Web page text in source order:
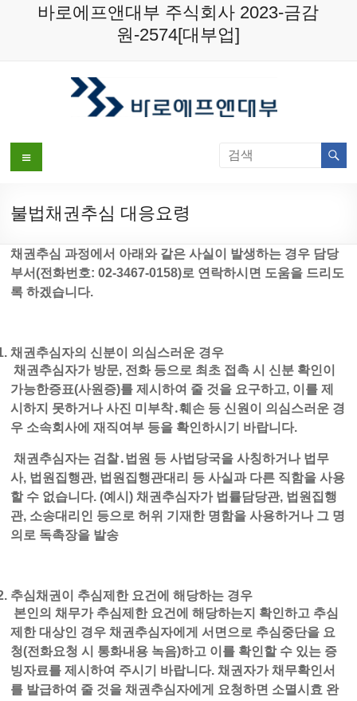
바로에프앤대부 주식회사 2023-금감
원-2574[대부업]
메
뉴
불법채권추심 대응요령
채권추심 과정에서 아래와 같은 사실이 발생하는 경우 담당
부서(전화번호: 02-3467-0158)로 연락하시면 도움을 드리도
록 하겠습니다.
채권추심자의 신분이 의심스러운 경우
채권추심자가 방문, 전화 등으로 최초 접촉 시 신분 확인이
가능한증표(사원증)를 제시하여 줄 것을 요구하고, 이를 제
시하지 못하거나 사진 미부착․훼손 등 신원이 의심스러운 경
우 소속회사에 재직여부 등을 확인하시기 바랍니다.
채권추심자는 검찰․법원 등 사법당국을 사칭하거나 법무
사, 법원집행관, 법원집행관대리 등 사실과 다른 직함을 사용
할 수 없습니다. (예시) 채권추심자가 법률담당관, 법원집행
관, 소송대리인 등으로 허위 기재한 명함을 사용하거나 그 명
의로 독촉장을 발송
추심채권이 추심제한 요건에 해당하는 경우
본인의 채무가 추심제한 요건에 해당하는지 확인하고 추심
제한 대상인 경우 채권추심자에게 서면으로 추심중단을 요
청(전화요청 시 통화내용 녹음)하고 이를 확인할 수 있는 증
빙자료를 제시하여 주시기 바랍니다. 채권자가 채무확인서
를 발급하여 줄 것을 채권추심자에게 요청하면 소멸시효 완